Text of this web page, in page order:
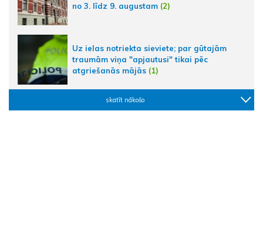
no 3. līdz 9. augustam (2)
Uz ielas notriekta sieviete; par gūtajām
traumām viņa "apjautusi" tikai pēc
atgriešanās mājās (1)
skatīt nākošo